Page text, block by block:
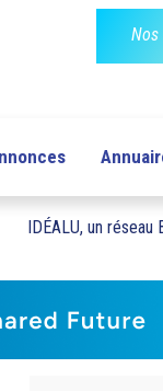
Nos
IDÉALU, un réseau